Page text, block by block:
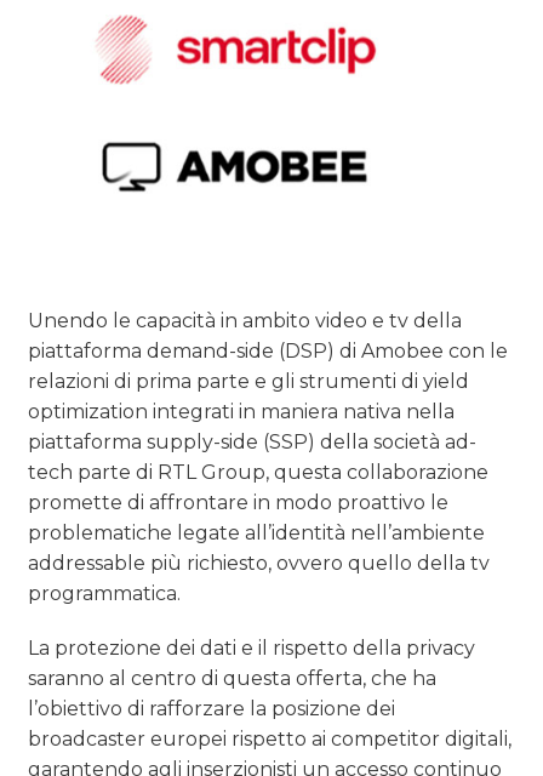
Unendo le capacità in ambito video e tv della
piattaforma demand-side (DSP) di Amobee con le
relazioni di prima parte e gli strumenti di yield
optimization integrati in maniera nativa nella
piattaforma supply-side (SSP) della società ad-
tech parte di RTL Group, questa collaborazione
promette di affrontare in modo proattivo le
problematiche legate all’identità nell’ambiente
addressable più richiesto, ovvero quello della tv
programmatica.
La protezione dei dati e il rispetto della privacy
saranno al centro di questa offerta, che ha
l’obiettivo di rafforzare la posizione dei
broadcaster europei rispetto ai competitor digitali,
garantendo agli inserzionisti un accesso continuo